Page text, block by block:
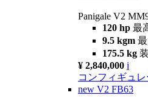
Panigale V2
120 hp 最
9.5 kgm
175.5 kg
¥ 2,840,000 i
コンフィギュ
new V2 FB63